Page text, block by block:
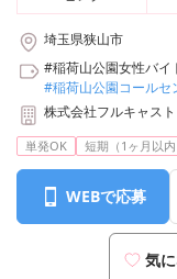
埼玉県狭山市
#稲荷山公園女性バイ
#稲荷山公園コールセ
株式会社フルキャスト
単発OK 短期（1ヶ月以内
WEBで応募
気